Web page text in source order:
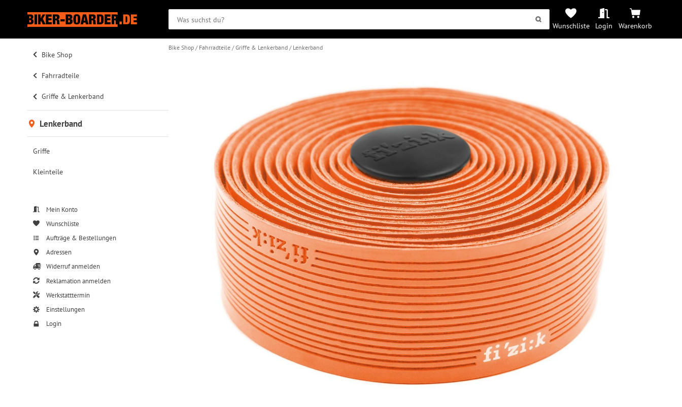
Wunschliste Login Warenkorb
Bike Shop
Fahrradteile
Griffe & Lenkerband
Lenkerband
Griffe
Kleinteile
Mein Konto
Wunschliste
Aufträge & Bestellungen
Adressen
Widerruf anmelden
Reklamation anmelden
Werkstatttermin
Einstellungen
Login
Bike Shop Fahrradteile Griffe & Lenkerband Lenkerband